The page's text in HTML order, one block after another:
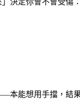
本能想用手擋，結果